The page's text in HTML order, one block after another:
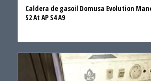
Caldera de gasoil Domusa Evolution
S2 At AP S4 A9